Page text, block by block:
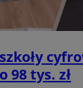
98 tys. zł